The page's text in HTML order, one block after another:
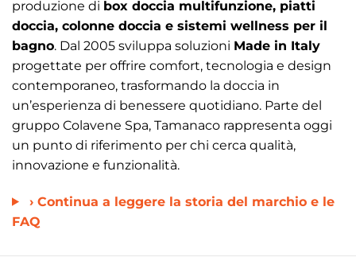
produzione di box doccia multifunzione, piatti
doccia, colonne doccia e sistemi wellness per il
bagno. Dal 2005 sviluppa soluzioni Made in Italy
progettate per offrire comfort, tecnologia e design
contemporaneo, trasformando la doccia in
un’esperienza di benessere quotidiano. Parte del
gruppo Colavene Spa, Tamanaco rappresenta oggi
un punto di riferimento per chi cerca qualità,
innovazione e funzionalità.
› Continua a leggere la storia del marchio e le
FAQ